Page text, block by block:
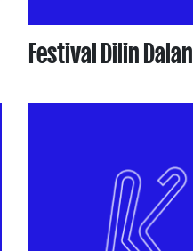
Festival Dilin Dalan